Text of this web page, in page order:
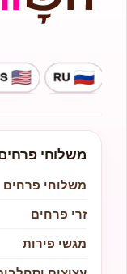
משלוחי
משלוחי פרחים
זרי פרחים
מגשי פירות